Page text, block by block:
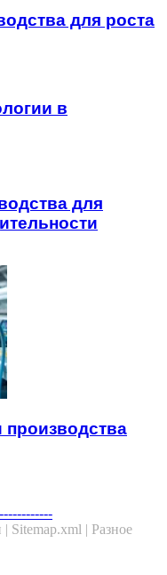
для роста
в
для
| Sitemap.xml | Разное